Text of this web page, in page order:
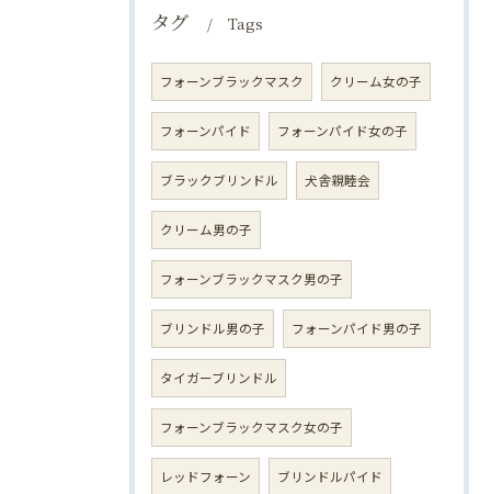
タグ Tags
フォーンブラックマスク クリーム女の子
フォーンパイド フォーンパイド女の子
ブラックブリンドル 犬舎親睦会
クリーム男の子
フォーンブラックマスク男の子
ブリンドル男の子 フォーンパイド男の子
タイガーブリンドル
フォーンブラックマスク女の子
レッドフォーン ブリンドルパイド